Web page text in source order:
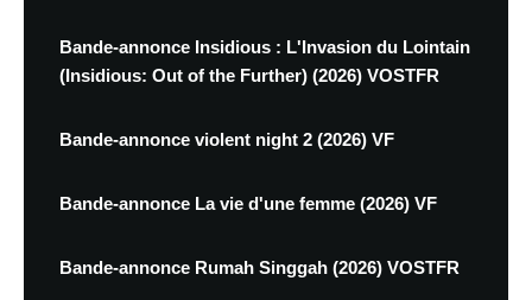
Bande-annonce Insidious : L'Invasion du Lointain
(Insidious: Out of the Further) (2026) VOSTFR
Bande-annonce violent night 2 (2026) VF
Bande-annonce La vie d'une femme (2026) VF
Bande-annonce Rumah Singgah (2026) VOSTFR